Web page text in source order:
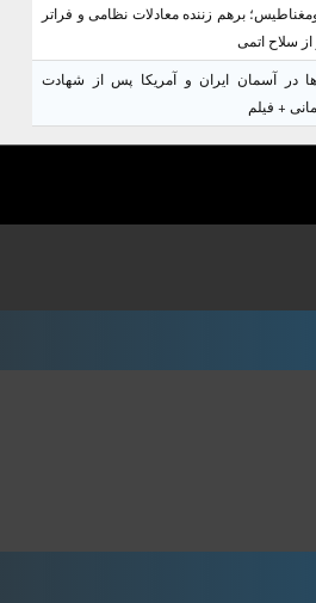
برهم زننده معادلات نظامی و فراتر
سلاح اتمی
در آسمان ایران و آمریکا پس از شهادت
+ فیلم